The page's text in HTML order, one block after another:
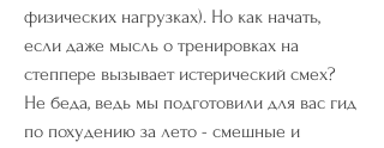
физических нагрузках). Но как начать,
если даже мысль о тренировках на
степпере вызывает истерический смех?
Не беда, ведь мы подготовили для вас гид
по похудению за лето - смешные и